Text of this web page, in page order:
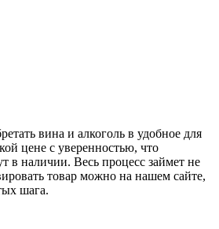
вина и алкоголь в удобное для
цене с уверенностью, что
в наличии. Весь процесс займет не
товар можно на нашем сайте,
шага.